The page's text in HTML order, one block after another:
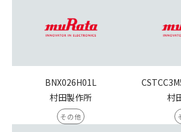
BNX026H01L
村田製作所
その他
村